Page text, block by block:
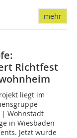
mehr
Richtfest
liegt im
| Wohnstadt
in Wiesbaden
Jetzt wurde